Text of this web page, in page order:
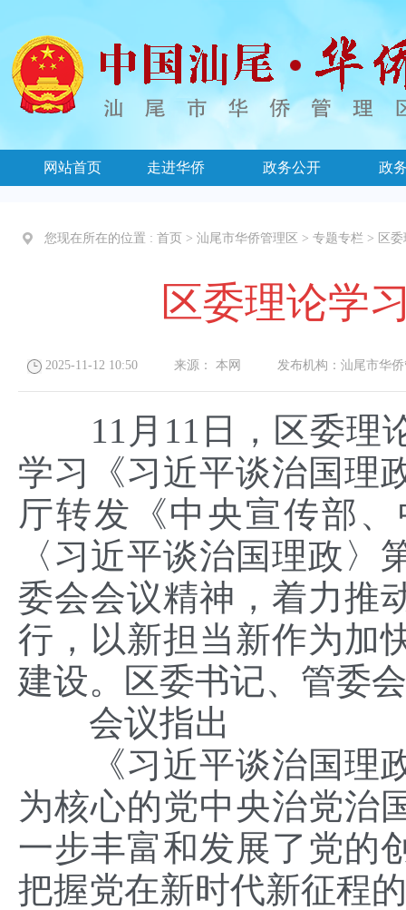
网站首页 走进华侨 政务公开 政
您现在所在的位置 : 首页 > 汕尾市华侨管理区 > 专题专栏 > 区
区委理论学
2025-11-12 10:50 来源： 本网 发布机构： 汕尾市华
11月11日，区委理
学习《习近平谈治国理
厅转发《中央宣传部
〈习近平谈治国理政
委会会议精神，着力推
行，以新担当新作为加
建设。区委书记、管委
会议指出
《习近平谈治国理政
为核心的党中央治党治
一步丰富和发展了党的
把握党在新时代新征程